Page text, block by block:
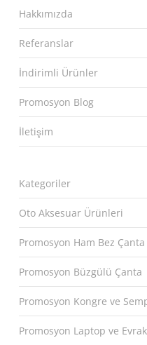
Hakkımızda
Referanslar
İndirimli Ürünler
Promosyon Blog
İletişim
Kategoriler
Oto Aksesuar Ürünleri
Promosyon Ham Bez Çanta
Promosyon Büzgülü Çanta
Promosyon Kongre ve
Promosyon Laptop ve